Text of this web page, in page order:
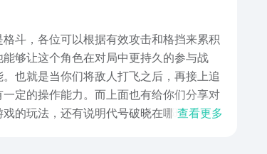
斗，各位可以根据有效攻击和格挡来累积
够让这个角色在对局中更持久的参与战
也就是当你们将敌人打飞之后，再接上追
定的操作能力。而上面也有给你们分享对
的玩法，还有说明代号破晓在哪玩，有不
查看更多